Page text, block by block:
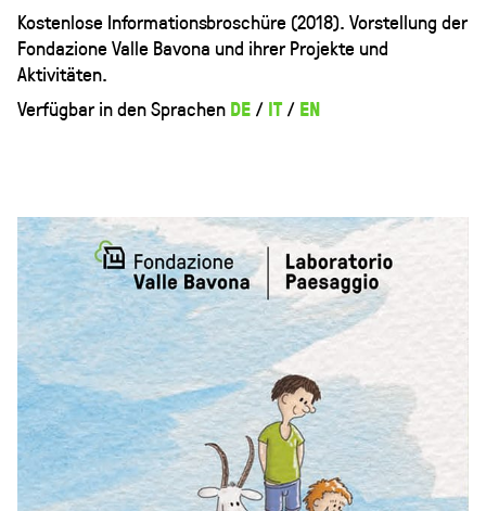
Kostenlose Informationsbroschüre (2018). Vorstellung der
Fondazione Valle Bavona und ihrer Projekte und
Aktivitäten.
Verfügbar in den Sprachen DE / IT/ EN